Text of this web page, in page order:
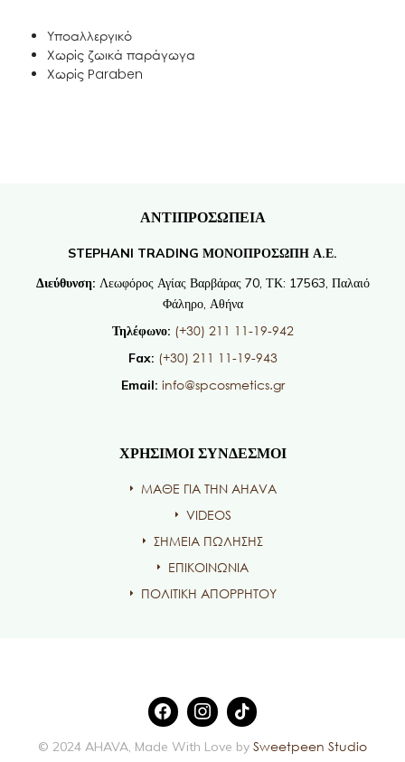
Υποαλλεργικό
Χωρίς ζωικά παράγωγα
Χωρίς Paraben
ΑΝΤΙΠΡΟΣΩΠΕΙΑ
STEPHANI TRADING ΜΟΝΟΠΡΟΣΩΠΗ Α.Ε.
Διεύθυνση: Λεωφόρος Αγίας Βαρβάρας 70, ΤΚ: 17563, Παλαιό
Φάληρο, Αθήνα
Τηλέφωνο: (+30) 211 11-19-942
Fax: (+30) 211 11-19-943
Email: info@spcosmetics.gr
ΧΡΗΣΙΜΟΙ ΣΥΝΔΕΣΜΟΙ
ΜΑΘΕ ΓΙΑ ΤΗΝ AHAVA
VIDEOS
ΣΗΜΕΙΑ ΠΩΛΗΣΗΣ
ΕΠΙΚΟΙΝΩΝΙΑ
ΠΟΛΙΤΙΚΗ ΑΠΟΡΡΗΤΟΥ
© 2024 AHAVA, Made With Love by Sweetpeen Studio